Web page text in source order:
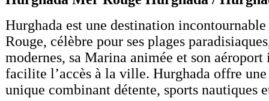
Hurghada est une destination
Rouge, célèbre pour ses plages
modernes, sa Marina animée et son
facilite l’accès à la ville. Hurghada offre
unique combinant détente, sports nautiques